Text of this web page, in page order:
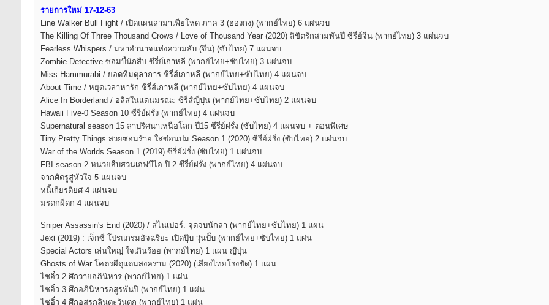
รายการใหม่ 17-12-63
Line Walker Bull Fight / เปิดแผนล่ามาเฟียโหด ภาค 3 (ฮ่องกง) (พากย์ไทย) 6 แผ่นจบ
The Killing Of Three Thousand Crows / Love of Thousand Year (2020) ลิขิตรักสามพันปี ซีรี่ย์จีน (พากย์ไทย) 3 แผ่นจบ
Fearless Whispers / มหาอำนาจแห่งความลับ (จีน) (ซับไทย) 7 แผ่นจบ
Zombie Detective ซอมบี้นักสืบ ซีรี่ย์เกาหลี (พากย์ไทย+ซับไทย) 3 แผ่นจบ
Miss Hammurabi / ยอดทีมตุลาการ ซีรี่ส์เกาหลี (พากย์ไทย+ซับไทย) 4 แผ่นจบ
About Time / หยุดเวลาหารัก ซีรี่ส์เกาหลี (พากย์ไทย+ซับไทย) 4 แผ่นจบ
Alice In Borderland / อลิสในแดนมรณะ ซีรี่ส์ญี่ปุ่น (พากย์ไทย+ซับไทย) 2 แผ่นจบ
Hawaii Five-0 Season 10 ซีรี่ย์ฝรั่ง (พากย์ไทย) 4 แผ่นจบ
Supernatural season 15 ล่าปริศนาเหนือโลก ปี15 ซีรี่ย์ฝรั่ง (ซับไทย) 4 แผ่นจบ + ตอนพิเศษ
Tiny Pretty Things สวยซ่อนร้าย ใสซ่อนปม Season 1 (2020) ซีรี่ย์ฝรั่ง (ซับไทย) 2 แผ่นจบ
War of the Worlds Season 1 (2019) ซีรี่ย์ฝรั่ง (ซับไทย) 1 แผ่นจบ
FBI season 2 หน่วยสืบสวนเอฟบีไอ ปี 2 ซีรี่ย์ฝรั่ง (พากย์ไทย) 4 แผ่นจบ
จากศัตรูสู่หัวใจ 5 แผ่นจบ
หนี้เกียรติยศ 4 แผ่นจบ
มรดกผีดก 4 แผ่นจบ
Sniper Assassin's End (2020) / สไนเปอร์: จุดจบนักล่า (พากย์ไทย+ซับไทย) 1 แผ่น
Jexi (2019) : เจ็กซี่ โปรแกรมอัจฉริยะ เปิดปุ๊บ วุ่นปั๊บ (พากย์ไทย+ซับไทย) 1 แผ่น
Special Actors เล่นใหญ่ ใจเกินร้อย (พากย์ไทย) 1 แผ่น ญ๊่ปุ่น
Ghosts of War โคตรผีดุแดนสงคราม (2020) (เสียงไทยโรงชัด) 1 แผ่น
ไซอิ๋ว 2 ศึกวายอภินิหาร (พากย์ไทย) 1 แผ่น
ไซอิ๋ว 3 ศึกอภินิหารอสูรพันปี (พากย์ไทย) 1 แผ่น
ไซอิ๋ว 4 ศึกอสูรกลินตะวันตก (พากย์ไทย) 1 แผ่น